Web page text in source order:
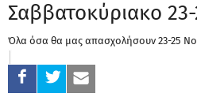
Σαββατοκύριακο
Όλα όσα θα μας απασχολήσουν 23-25